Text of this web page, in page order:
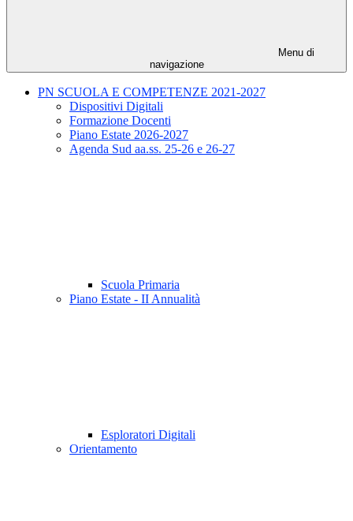
Menu di
navigazione
PN SCUOLA E COMPETENZE 2021-2027
Dispositivi Digitali
Formazione Docenti
Piano Estate 2026-2027
Agenda Sud aa.ss. 25-26 e 26-27
Scuola Primaria
Piano Estate - II Annualità
Esploratori Digitali
Orientamento